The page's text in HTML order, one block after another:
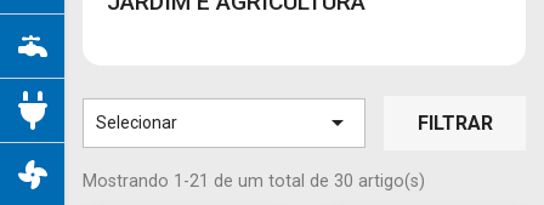
Selecionar  FILTRAR
Mostrando 1-21 de um total de 30 artigo(s)